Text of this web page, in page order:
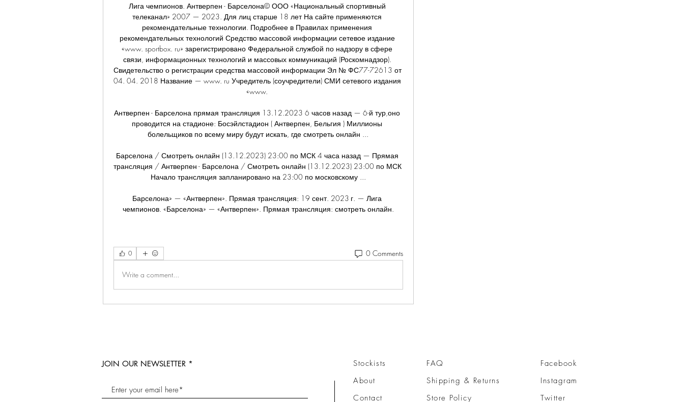
Лига чемпионов. Антверпен - Барселона© ООО «Национальный спортивный
телеканал» 2007 — 2023. Для лиц старше 18 лет На сайте применяются
рекомендательные технологии. Подробнее в Правилах применения
рекомендательных технологий Средство массовой информации сетевое издание
«www. sportbox. ru» зарегистрировано Федеральной службой по надзору в сфере
связи, информационных технологий и массовых коммуникаций (Роскомнадзор).
Свидетельство о регистрации средства массовой информации Эл № ФС77-72613 от
04. 04. 2018 Название — www. ru Учредитель (соучредители) СМИ сетевого издания
«www.
Антверпен - Барселона прямая трансляция 13.12.2023 6 часов назад — 6-й тур,оно
проводится на стадионе: Босэйлстадион ( Антверпен, Бельгия ) Миллионы
болельщиков по всему миру будут искать, где смотреть онлайн ...
Барселона / Смотреть онлайн (13.12.2023) 23:00 по МСК 4 часа назад — Прямая
трансляция / Антверпен - Барселона / Смотреть онлайн (13.12.2023) 23:00 по МСК
Начало трансляция запланировано на 23:00 по московскому ...
Барселона» — «Антверпен». Прямая трансляция: 19 сент. 2023 г. — Лига
чемпионов. «Барселона» — «Антверпен». Прямая трансляция: смотреть онлайн.
0 0 Comments
Write a comment...
JOIN OUR NEWSLETTER
Stockists
About
Contact
FAQ
Shipping & Returns
Store Policy
Facebook
Instagram
Twitter